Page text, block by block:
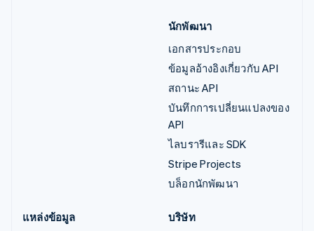
นักพัฒนา
เอกสารประกอบ
ข้อมูลอ้างอิงเกี่ยวกับ API
สถานะ API
บันทึกการเปลี่ยนแปลงของ
API
ไลบรารีและ SDK
Stripe Projects
บล็อกนักพัฒนา
แหล่งข้อมูล
บริษัท